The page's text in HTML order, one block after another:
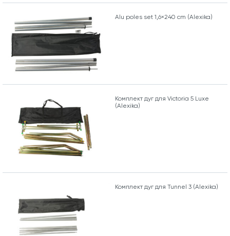
Alu poles set 1,6×240 cm (Alexika)
Комплект дуг для Victoria 5 Luxe
(Alexika)
Комплект дуг для Tunnel 3 (Alexika)